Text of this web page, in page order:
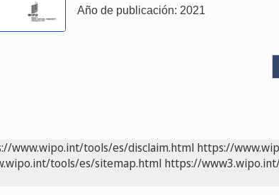
Año de publicación: 2021
www.wipo.int/tools/es/disclaim.html https://
tools/es/sitemap.html https://